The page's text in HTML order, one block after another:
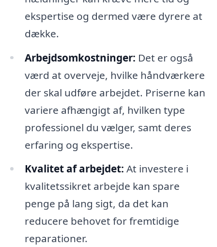
ekspertise og dermed være dyrere at
dække.
Arbejdsomkostninger: Det er også
værd at overveje, hvilke håndværkere
der skal udføre arbejdet. Priserne kan
variere afhængigt af, hvilken type
professionel du vælger, samt deres
erfaring og ekspertise.
Kvalitet af arbejdet: At investere i
kvalitetssikret arbejde kan spare
penge på lang sigt, da det kan
reducere behovet for fremtidige
reparationer.